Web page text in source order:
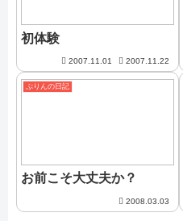
初体験
2007.11.01 2007.11.22
ぷりんの日記
お前こそ大丈夫か？
2008.03.03